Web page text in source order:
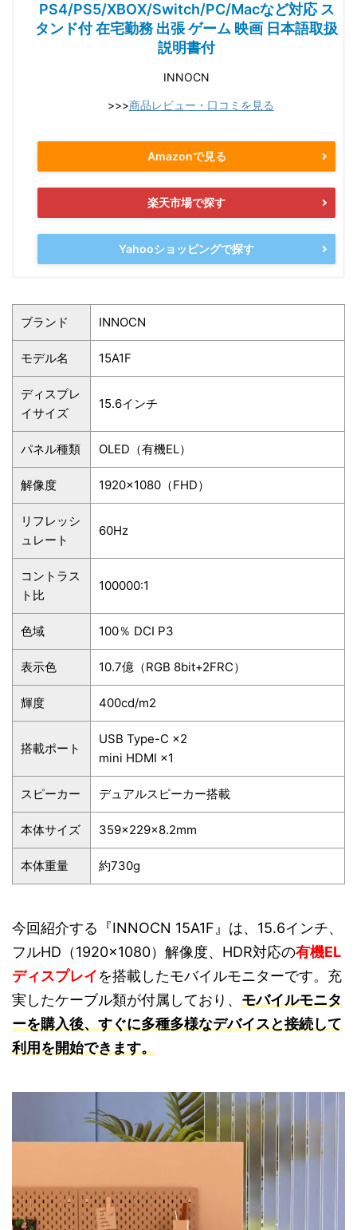
PS4/PS5/XBOX/Switch/PC/Macなど対応 ス
タンド付 在宅勤務 出張 ゲーム 映画 日本語取扱
説明書付
INNOCN
>>>商品レビュー・口コミを見る
Amazonで見る
楽天市場で探す
Yahooショッピングで探す
ブランド INNOCN
モデル名 ‎‎15A1F
ディスプレ
イサイズ
15.6インチ
パネル種類 OLED（有機EL）
解像度 1920×1080（FHD）
リフレッシ
ュレート
60Hz
コントラス
ト比
100000:1
色域 100％ DCI P3
表示色 10.7億（RGB 8bit+2FRC）
輝度 400cd/m2
搭載ポート
USB Type-C ×2
mini HDMI ×1
スピーカー デュアルスピーカー搭載
本体サイズ 359×229×8.2mm
本体重量 約730g
今回紹介する『INNOCN 15A1F』は、15.6インチ、
フルHD（1920×1080）解像度、HDR対応の有機EL
ディスプレイを搭載したモバイルモニターです。充
実したケーブル類が付属しており、 モバイルモニタ
ーを購入後、すぐに多種多様なデバイスと接続して
利用を開始できます。